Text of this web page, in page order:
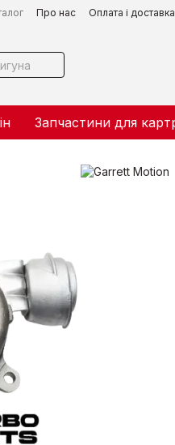
Про нас Оплата і доставка
Запчастини для